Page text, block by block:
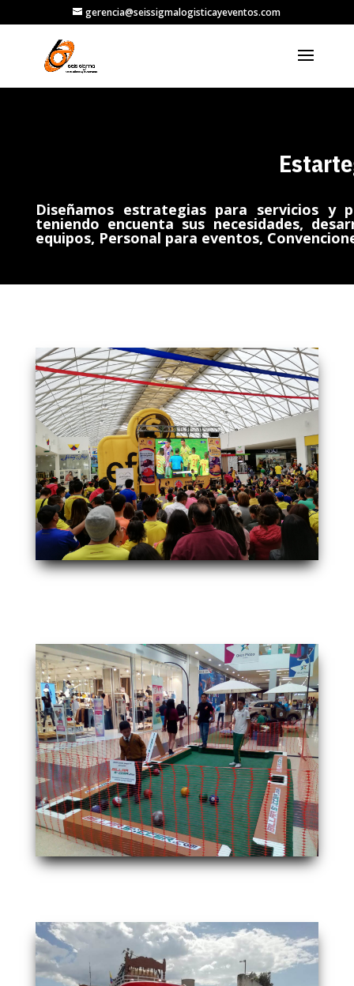
gerencia@seissigmalogisticayeventos.com
Diseñamos estrategias para servicios y
teniendo encuenta sus necesidades,
equipos, Personal para eventos,
sdr
IMG-20180316-WA0044